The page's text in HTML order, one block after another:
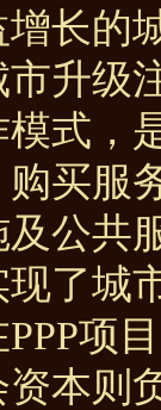
长的
升级
式，
买服
公共
了城
项
本则